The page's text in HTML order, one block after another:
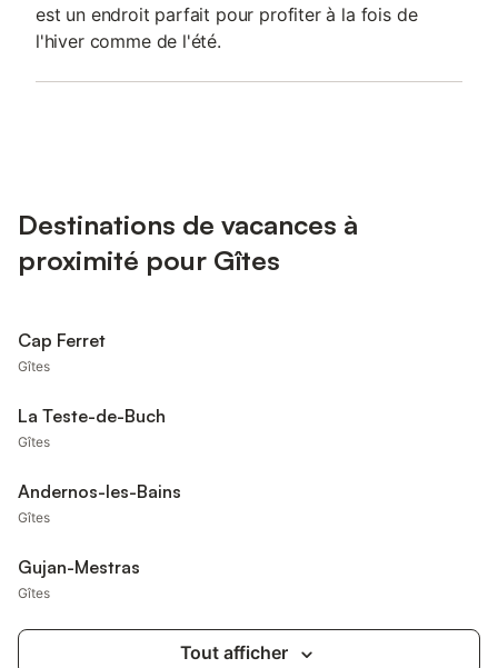
est un endroit parfait pour profiter à la fois de
l'hiver comme de l'été.
Destinations de vacances à
proximité pour Gîtes
Cap Ferret
Gîtes
La Teste-de-Buch
Gîtes
Andernos-les-Bains
Gîtes
Gujan-Mestras
Gîtes
Tout afficher